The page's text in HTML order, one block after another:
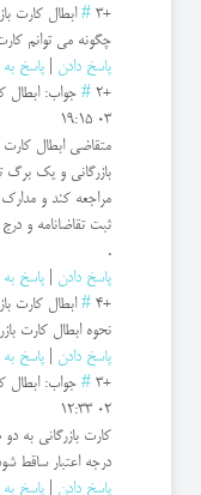
+3
# ابطال کارت
چگونه می توانم
پاسخ دادن
پاسخ
+2
# جواب: ابطال
03 19:15
متقاضی ابطال کارت
بازرگانی و یك برگ
مراجعه کند و مدارك
ثبت تقاضانامه و
.
پاسخ دادن
پاسخ
+4
# ابطال کارت
نحوه ابطال کارت
پاسخ دادن
پاسخ
+3
# جواب: ابطال
02 12:33
کارت بازرگانی به
درجه اعتبار ساقط
پاسخ دادن
پاسخ